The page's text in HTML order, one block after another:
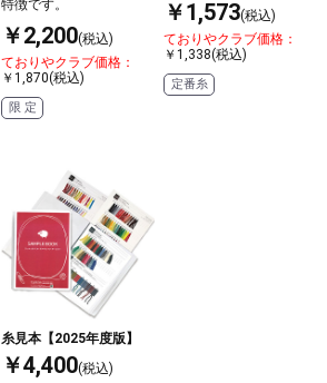
特徴です。
￥2,200(税込)
ておりやクラブ価格：
￥1,870(税込)
限 定
￥1,573(税込)
ておりやクラブ価格：
￥1,338(税込)
定番糸
糸見本【2025年度版】
￥4,400(税込)